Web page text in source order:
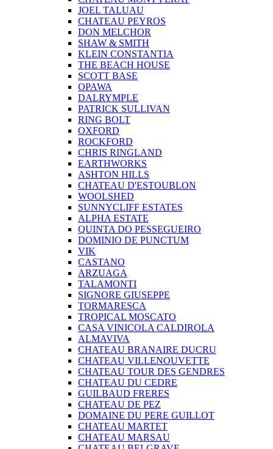
JOEL TALUAU
CHATEAU PEYROS
DON MELCHOR
SHAW & SMITH
KLEIN CONSTANTIA
THE BEACH HOUSE
SCOTT BASE
OPAWA
DALRYMPLE
PATRICK SULLIVAN
RING BOLT
OXFORD
ROCKFORD
CHRIS RINGLAND
EARTHWORKS
ASHTON HILLS
CHATEAU D'ESTOUBLON
WOOLSHED
SUNNYCLIFF ESTATES
ALPHA ESTATE
QUINTA DO PESSEGUEIRO
DOMINIO DE PUNCTUM
VIK
CASTANO
ARZUAGA
TALAMONTI
SIGNORE GIUSEPPE
TORMARESCA
TROPICAL MOSCATO
CASA VINICOLA CALDIROLA
ALMAVIVA
CHATEAU BRANAIRE DUCRU
CHATEAU VILLENOUVETTE
CHATEAU TOUR DES GENDRES
CHATEAU DU CEDRE
GUILBAUD FRERES
CHATEAU DE PEZ
DOMAINE DU PERE GUILLOT
CHATEAU MARTET
CHATEAU MARSAU